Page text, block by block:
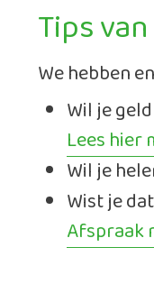
Tips
We hebben
Wil je
Lees hier
Wil je
Wist je
Afspraak